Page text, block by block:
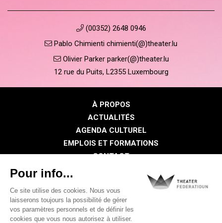
(00352) 2648 0946
Pablo Chimienti chimienti(@)theater.lu
Olivier Parker parker(@)theater.lu
12 rue du Puits, L2355 Luxembourg
À PROPOS
ACTUALITÉS
AGENDA CULTUREL
EMPLOIS ET FORMATIONS
CONTACT
Politique de confidentialité
Politique des cookies